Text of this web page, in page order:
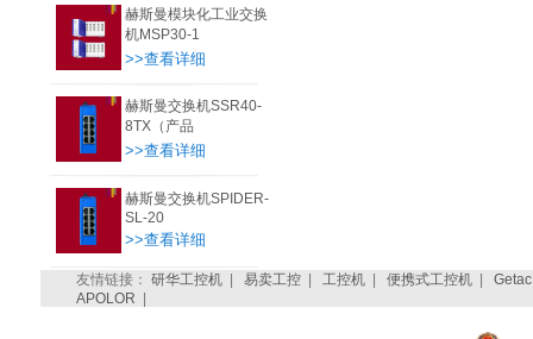
赫斯曼模块化工业交换
机MSP30-1
>>查看详细
赫斯曼交换机SSR40-
8TX（产品
>>查看详细
赫斯曼交换机SPIDER-
SL-20
>>查看详细
友情链接： 研华工控机| 易卖工控| 工控机| 便携式工控机| Getac
APOLOR